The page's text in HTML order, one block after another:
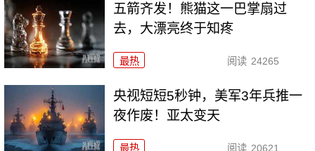
五箭齐发！熊猫这一巴掌扇过
去，大漂亮终于知疼
最热 阅读 24265
央视短短5秒钟，美军3年兵推一
夜作废！亚太变天
最热 阅读 20621